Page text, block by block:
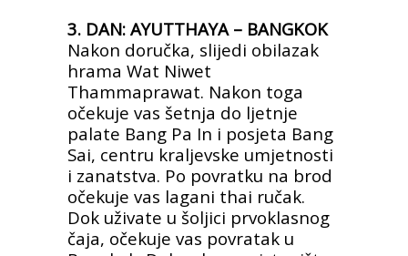
3. DAN: AYUTTHAYA – BANGKOK
Nakon doručka, slijedi obilazak
hrama Wat Niwet
Thammaprawat. Nakon toga
očekuje vas šetnja do ljetnje
palate Bang Pa In i posjeta Bang
Sai, centru kraljevske umjetnosti
i zanatstva. Po povratku na brod
očekuje vas lagani thai ručak.
Dok uživate u šoljici prvoklasnog
čaja, očekuje vas povratak u